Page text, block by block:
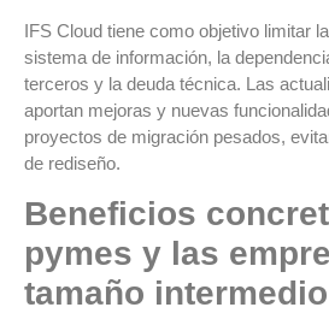
IFS Cloud tiene como objetivo limitar
sistema de información, la
terceros y la deuda técnica. Las
aportan mejoras y nuevas
proyectos de migración pesados,
de rediseño.
Beneficios
pymes y las
tamaño intermedio